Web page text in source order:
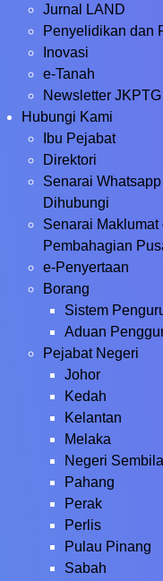
Jurnal LAND
Penyelidikan dan
Inovasi
e-Tanah
Newsletter JKPTG
Hubungi Kami
Ibu Pejabat
Direktori
Senarai
Dihubungi
Senarai
Pembahagian
e-Penyertaan
Borang
Sistem
Aduan
Pejabat Negeri
Johor
Kedah
Kelantan
Melaka
Negeri
Pahang
Perak
Perlis
Pulau Pinang
Sabah